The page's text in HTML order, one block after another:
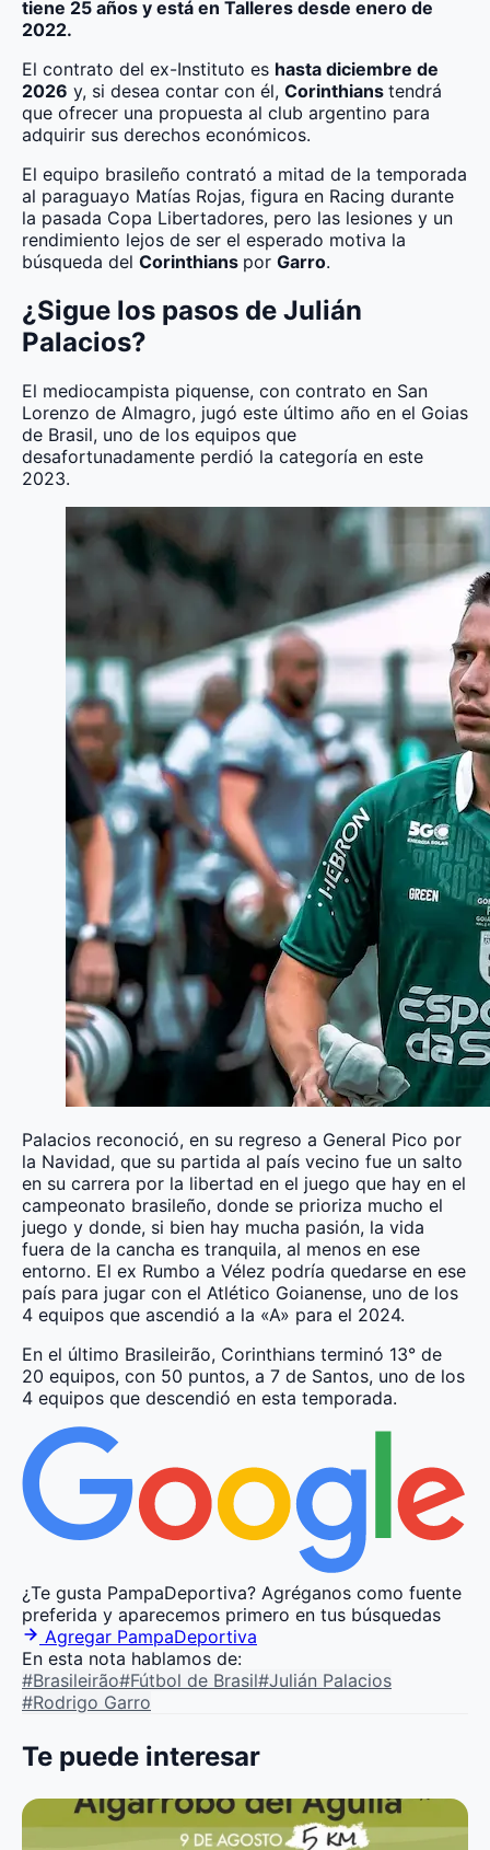
tiene 25 años y está en Talleres desde enero de
2022.
El contrato del ex-Instituto es hasta diciembre de
2026 y, si desea contar con él, Corinthians tendrá
que ofrecer una propuesta al club argentino para
adquirir sus derechos económicos.
El equipo brasileño contrató a mitad de la temporada
al paraguayo Matías Rojas, figura en Racing durante
la pasada Copa Libertadores, pero las lesiones y un
rendimiento lejos de ser el esperado motiva la
búsqueda del Corinthians por Garro.
¿Sigue los pasos de Julián
Palacios?
El mediocampista piquense, con contrato en San
Lorenzo de Almagro, jugó este último año en el Goias
de Brasil, uno de los equipos que
desafortunadamente perdió la categoría en este
2023.
Palacios reconoció, en su regreso a General Pico por
la Navidad, que su partida al país vecino fue un salto
en su carrera por la libertad en el juego que hay en el
campeonato brasileño, donde se prioriza mucho el
juego y donde, si bien hay mucha pasión, la vida
fuera de la cancha es tranquila, al menos en ese
entorno. El ex Rumbo a Vélez podría quedarse en ese
país para jugar con el Atlético Goianense, uno de los
4 equipos que ascendió a la «A» para el 2024.
En el último Brasileirão, Corinthians terminó 13° de
20 equipos, con 50 puntos, a 7 de Santos, uno de los
4 equipos que descendió en esta temporada.
¿Te gusta PampaDeportiva? Agréganos como fuente
preferida y aparecemos primero en tus búsquedas
Agregar PampaDeportiva
En esta nota hablamos de:
#Brasileirão#Fútbol de Brasil#Julián Palacios
#Rodrigo Garro
Te puede interesar